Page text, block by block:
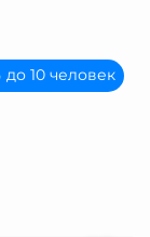
до 10 человек